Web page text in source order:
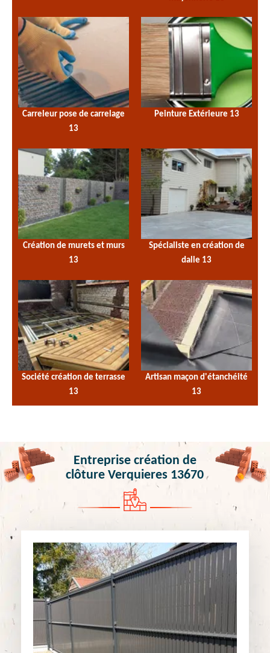
Carreleur pose de carrelage
13
Peinture Extérieure 13
Création de murets et murs
13
Spécialiste en création de
dalle 13
Société création de terrasse
13
Artisan maçon d'étanchéité
13
Entreprise création de
clôture Verquieres 13670